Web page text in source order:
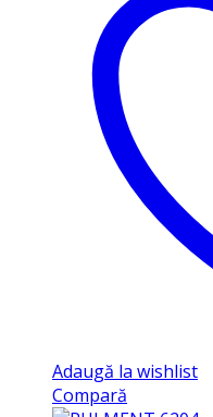
Adaugă la wishlist
Compară